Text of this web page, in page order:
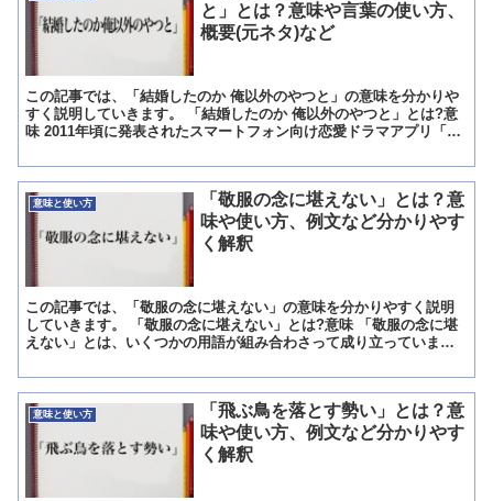
と」とは？意味や言葉の使い方、
概要(元ネタ)など
この記事では、「結婚したのか 俺以外のやつと」の意味を分かりや
すく説明していきます。 「結婚したのか 俺以外のやつと」とは?意
味 2011年頃に発表されたスマートフォン向け恋愛ドラマアプリ「今
意味と使い方
「敬服の念に堪えない」とは？意
味や使い方、例文など分かりやす
く解釈
この記事では、「敬服の念に堪えない」の意味を分かりやすく説明
していきます。 「敬服の念に堪えない」とは?意味 「敬服の念に堪
えない」とは、いくつかの用語が組み合わさって成り立っていま
意味と使い方
「飛ぶ鳥を落とす勢い」とは？意
味や使い方、例文など分かりやす
く解釈